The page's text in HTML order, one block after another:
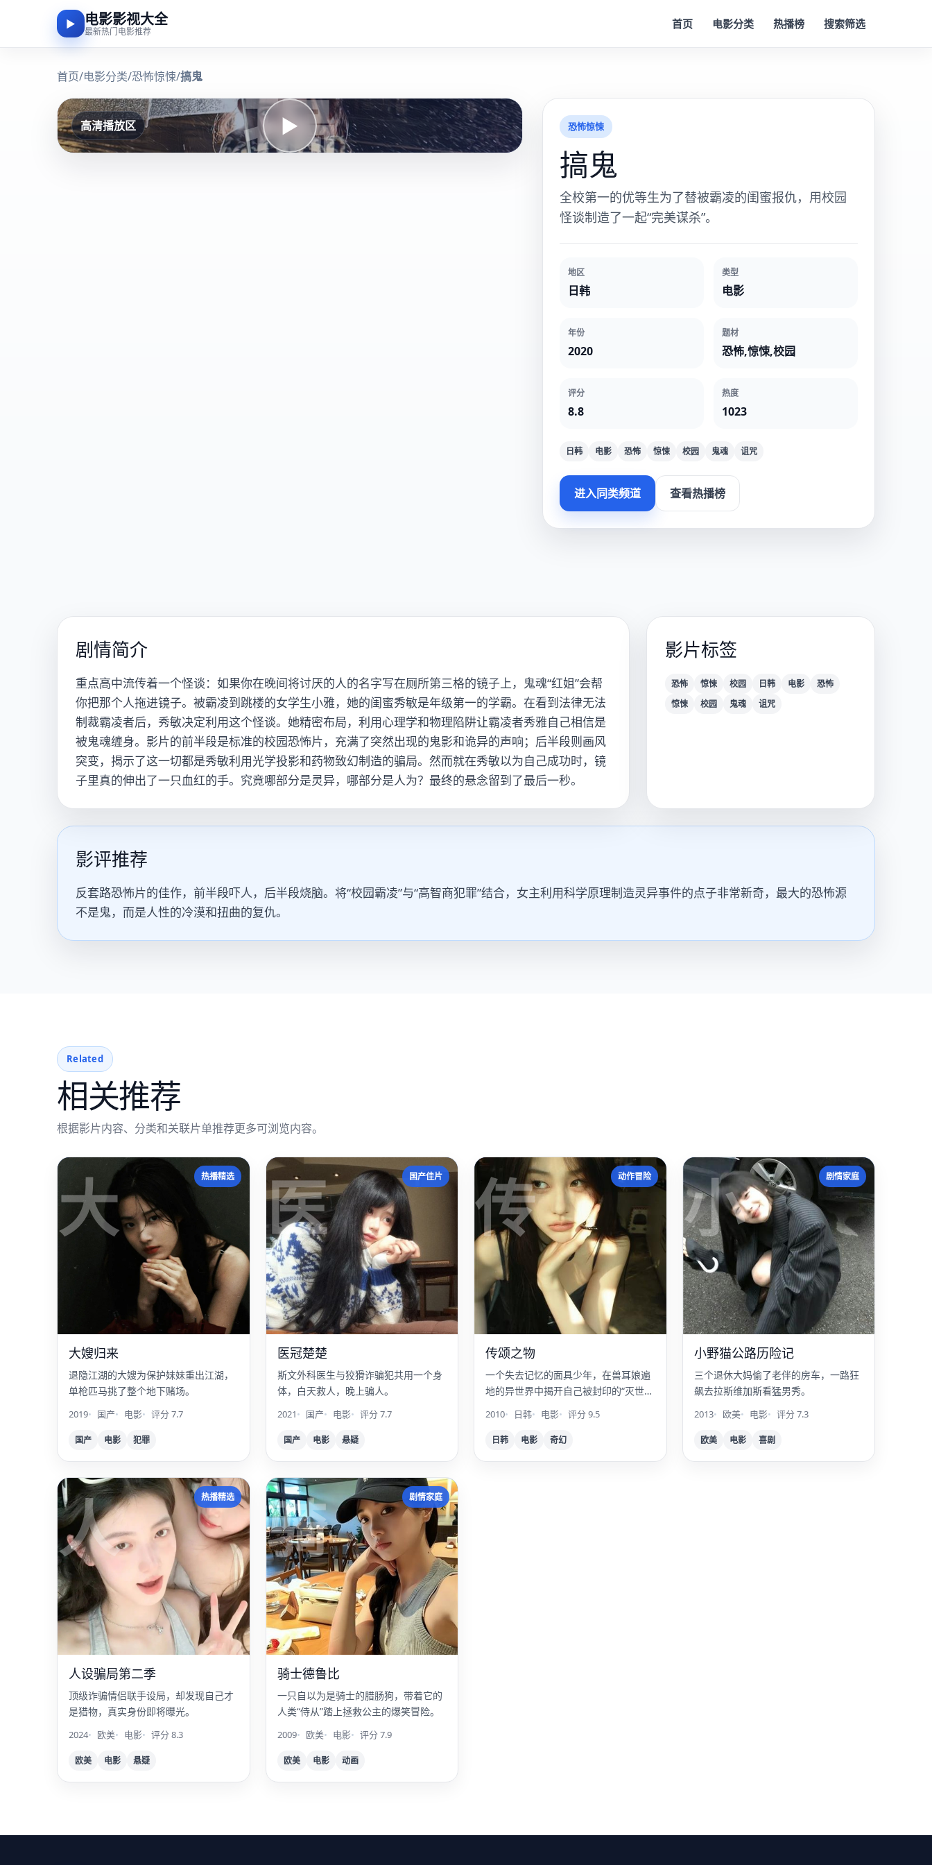
▶ 电影影视大全
最新热门电影推荐
首页 电影分类 热播榜 搜索筛选
首页/电影分类/恐怖惊悚/搞鬼 搞
▶
高清播放区 恐怖惊悚
搞鬼
全校第一的优等生为了替被霸凌的闺蜜报仇，用校园
怪谈制造了一起“完美谋杀”。
地区
日韩
类型
电影
年份
2020
题材
恐怖,惊悚,校园
评分
8.8
热度
1023
日韩 电影 恐怖 惊悚 校园 鬼魂 诅咒
进入同类频道 查看热播榜
剧情简介
重点高中流传着一个怪谈：如果你在晚间将讨厌的人的名字写在厕所第三格的镜子上，鬼魂“红姐”会帮
你把那个人拖进镜子。被霸凌到跳楼的女学生小雅，她的闺蜜秀敏是年级第一的学霸。在看到法律无法
制裁霸凌者后，秀敏决定利用这个怪谈。她精密布局，利用心理学和物理陷阱让霸凌者秀雅自己相信是
被鬼魂缠身。影片的前半段是标准的校园恐怖片，充满了突然出现的鬼影和诡异的声响；后半段则画风
突变，揭示了这一切都是秀敏利用光学投影和药物致幻制造的骗局。然而就在秀敏以为自己成功时，镜
子里真的伸出了一只血红的手。究竟哪部分是灵异，哪部分是人为？最终的悬念留到了最后一秒。
影片标签
恐怖 惊悚 校园 日韩 电影
恐怖
惊悚
校园 鬼魂 诅咒
影评推荐
反套路恐怖片的佳作，前半段吓人，后半段烧脑。将“校园霸凌”与“高智商犯罪”结合，女主利用科学原理制造灵异事件的点子非常新奇，最大的恐怖源
不是鬼，而是人性的冷漠和扭曲的复仇。
Related
相关推荐
根据影片内容、分类和关联片单推荐更多可浏览内容。
大 热播精选
大嫂归来
退隐江湖的大嫂为保护妹妹重出江湖，
单枪匹马挑了整个地下赌场。
2019 国产 电影 评分 7.7
国产 电影 犯罪
医 国产佳片
医冠楚楚
斯文外科医生与狡猾诈骗犯共用一个身
体，白天救人，晚上骗人。
2021 国产 电影 评分 7.7
国产 电影 悬疑
传 动作冒险
传颂之物
一个失去记忆的面具少年，在兽耳娘遍
地的异世界中揭开自己被封印的“灭世”
2010 日韩 电影 评分 9.5
日韩 电影 奇幻
小 剧情家庭
小野猫公路历险记
三个退休大妈偷了老伴的房车，一路狂
飙去拉斯维加斯看猛男秀。
2013 欧美 电影 评分 7.3
欧美 电影 喜剧
人 热播精选
人设骗局第二季
顶级诈骗情侣联手设局，却发现自己才
是猎物，真实身份即将曝光。
2024 欧美 电影 评分 8.3
欧美 电影 悬疑
骑 剧情家庭
骑士德鲁比
一只自以为是骑士的腊肠狗，带着它的
人类“侍从”踏上拯救公主的爆笑冒险。
2009 欧美 电影 评分 7.9
欧美 电影 动画